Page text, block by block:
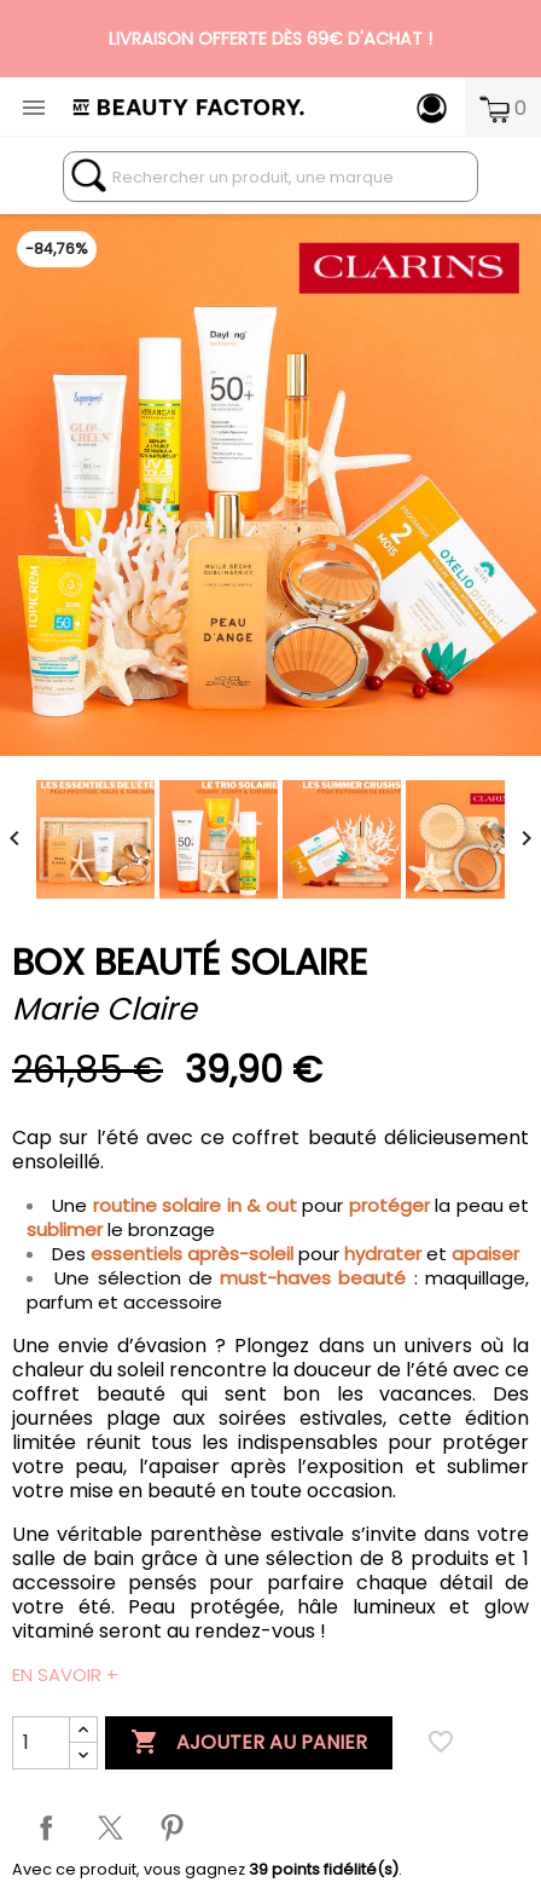
N°1 DES BOX BEAUTÉ PREMIUM SANS ENGAGEMENT
 0
-84,76%


BOX BEAUTÉ SOLAIRE
Marie Claire
261,85 € 39,90 €
Cap sur l’été avec ce coffret beauté délicieusement
ensoleillé.
Une routine solaire in & outpour protégerla peau et
sublimerle bronzage
Des essentiels après-soleilpourhydrateret apaiser
Une sélection demust-haves beauté : maquillage,
parfum et accessoire
Une envie d’évasion ? Plongez dans un univers où la
chaleur du soleil rencontre la douceur de l’été avec ce
coffret beauté qui sent bon les vacances. Des
journées plage aux soirées estivales, cette édition
limitée réunit tous les indispensables pour protéger
votre peau, l’apaiser après l’exposition et sublimer
votre mise en beauté en toute occasion.
Une véritable parenthèse estivale s’invite dans votre
salle de bain grâce à une sélection de 8 produits et 1
accessoire pensés pour parfaire chaque détail de
votre été. Peau protégée, hâle lumineux et glow
vitaminé seront au rendez-vous !
EN SAVOIR +
 AJOUTER AU PANIER favorite_border
Avec ce produit, vous gagnez39points fidélité(s).